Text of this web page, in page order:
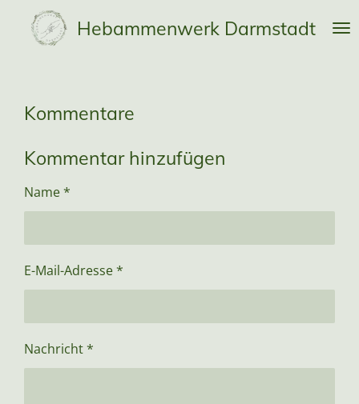
Hauptinhalt Hebammenwerk Darmstadt
Kommentare
Kommentar hinzufügen
Name *
E-Mail-Adresse *
Nachricht *